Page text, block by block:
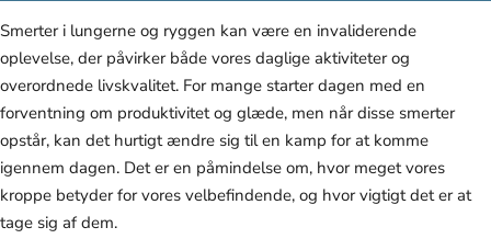
Smerter i lungerne og ryggen kan være en invaliderende
oplevelse, der påvirker både vores daglige aktiviteter og
overordnede livskvalitet. For mange starter dagen med en
forventning om produktivitet og glæde, men når disse smerter
opstår, kan det hurtigt ændre sig til en kamp for at komme
igennem dagen. Det er en påmindelse om, hvor meget vores
kroppe betyder for vores velbefindende, og hvor vigtigt det er at
tage sig af dem.